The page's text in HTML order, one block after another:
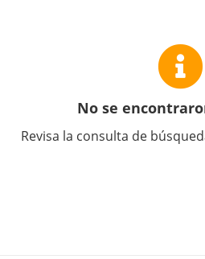
No se
Revisa la consulta de